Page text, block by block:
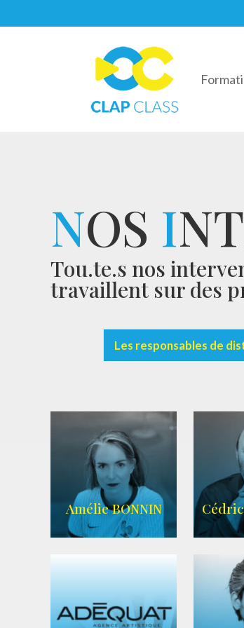
NOS I
Tou.te.s nos
travaillent sur des
Les responsables de
Amélie BONNIN
WIKIPEDIA
|
SITE OFFICIEL|